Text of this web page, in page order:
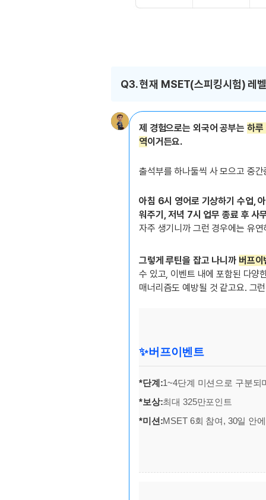
Q3. 현재 MSET(스피킹시험) 레
제 경험으로는 외국어 공부는 하
역이거든요.
출석부를 하나둘씩 사 모으고 중
아침 6시 영어로 기상하기 수업,
워주기, 저녁 7시 업무 종료 후 사
자주 생기니까 그런 경우에는 유
그렇게 루틴을 잡고 나니까 버프
수 있고, 이벤트 내에 포함된 다양
매너리즘도 예방될 것 같고요. 그
✨버프이벤트
*단계:1~4단계 미션으로 구분되
*보상:최대 325만포인트
*미션:MSET 6회 참여, 30일 안